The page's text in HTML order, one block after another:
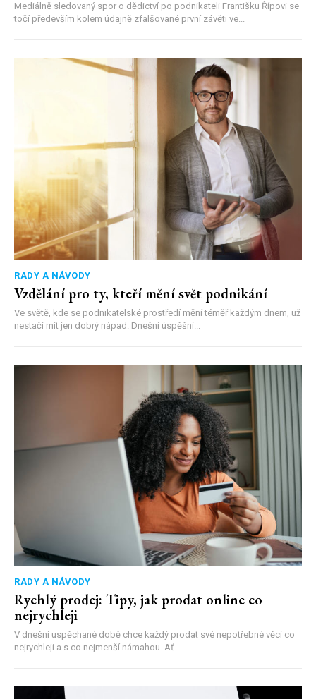
Mediálně sledovaný spor o dědictví po podnikateli Františku Řípovi se
točí především kolem údajně zfalšované první závěti ve...
RADY A NÁVODY
Vzdělání pro ty, kteří mění svět podnikání
Ve světě, kde se podnikatelské prostředí mění téměř každým dnem, už
nestačí mít jen dobrý nápad. Dnešní úspěšní...
RADY A NÁVODY
Rychlý prodej: Tipy, jak prodat online co
nejrychleji
V dnešní uspěchané době chce každý prodat své nepotřebné věci co
nejrychleji a s co nejmenší námahou. Ať...